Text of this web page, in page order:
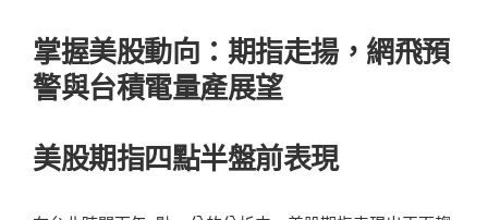
掌握美股動向：期指走揚，網飛預
警與台積電量產展望
美股期指四點半盤前表現